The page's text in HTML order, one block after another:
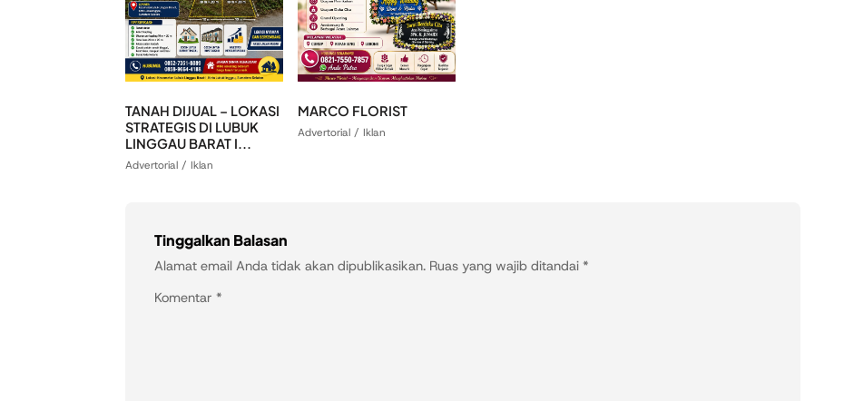
TANAH DIJUAL – LOKASI
STRATEGIS DI LUBUK
LINGGAU BARAT I...
Advertorial / Iklan
MARCO FLORIST
Advertorial / Iklan
Tinggalkan Balasan
Alamat email Anda tidak akan dipublikasikan. Ruas yang wajib ditandai *
Komentar *